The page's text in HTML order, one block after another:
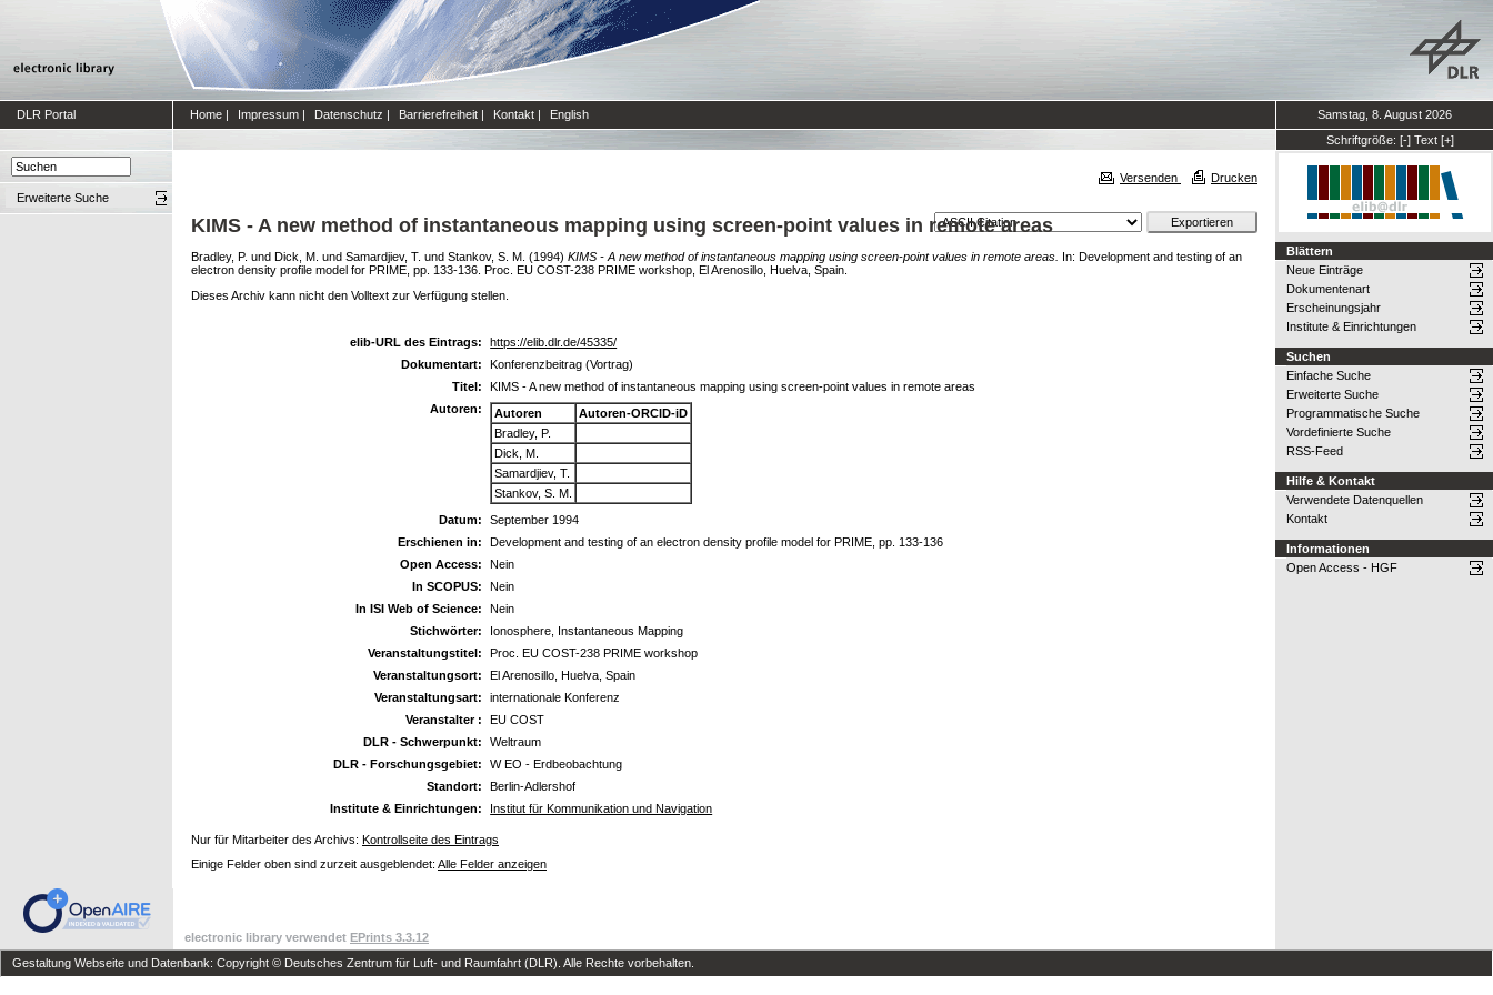
DLR Portal Home | Impressum | Datenschutz | Barrierefreiheit | Kontakt | English
Samstag, 8. August 2026
Schriftgröße: [-] Text [+]
Erweiterte Suche
Versenden Drucken
KIMS - A new method of instantaneous mapping using screen-point values in remote areas
Bradley, P. und Dick, M. und Samardjiev, T. und Stankov, S. M. (1994) KIMS - A new method of instantaneous mapping using screen-point values in remote areas. In: Development and testing of an
electron density profile model for PRIME, pp. 133-136. Proc. EU COST-238 PRIME workshop, El Arenosillo, Huelva, Spain.
Dieses Archiv kann nicht den Volltext zur Verfügung stellen.
elib-URL des Eintrags:
https://elib.dlr.de/45335/
Dokumentart:
Konferenzbeitrag (Vortrag)
Titel:
KIMS - A new method of instantaneous mapping using screen-point values in remote areas
Autoren:
Autoren
Autoren-ORCID-iD
Bradley, P.
Dick, M.
Samardjiev, T.
Stankov, S. M.
Datum:
September 1994
Erschienen in:
Development and testing of an electron density profile model for PRIME, pp. 133-136
Open Access:
Nein
In SCOPUS:
Nein
In ISI Web of Science:
Nein
Stichwörter:
Ionosphere, Instantaneous Mapping
Veranstaltungstitel:
Proc. EU COST-238 PRIME workshop
Veranstaltungsort:
El Arenosillo, Huelva, Spain
Veranstaltungsart:
internationale Konferenz
Veranstalter :
EU COST
DLR - Schwerpunkt:
Weltraum
DLR - Forschungsgebiet:
W EO - Erdbeobachtung
Standort:
Berlin-Adlershof
Institute & Einrichtungen:
Institut für Kommunikation und Navigation
Nur für Mitarbeiter des Archivs: Kontrollseite des Eintrags
Einige Felder oben sind zurzeit ausgeblendet: Alle Felder anzeigen
Blättern
Neue Einträge
Dokumentenart
Erscheinungsjahr
Institute & Einrichtungen
Suchen
Einfache Suche
Erweiterte Suche
Programmatische Suche
Vordefinierte Suche
RSS-Feed
Hilfe & Kontakt
Verwendete Datenquellen
Kontakt
Informationen
Open Access - HGF
electronic library verwendet EPrints 3.3.12
Gestaltung Webseite und Datenbank: Copyright © Deutsches Zentrum für Luft- und Raumfahrt (DLR). Alle Rechte vorbehalten.